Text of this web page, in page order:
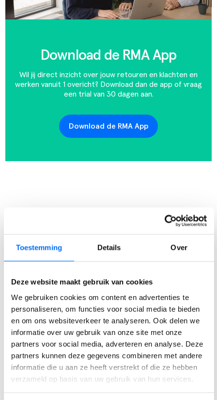
Toestemming Details Over
Deze website maakt gebruik van cookies
We gebruiken cookies om content en advertenties te
personaliseren, om functies voor social media te bieden
en om ons websiteverkeer te analyseren. Ook delen we
informatie over uw gebruik van onze site met onze
partners voor social media, adverteren en analyse. Deze
partners kunnen deze gegevens combineren met andere
informatie die u aan ze heeft verstrekt of die ze hebben
verzameld op basis van uw gebruik van hun services.
Download de RMA App
Wil jij direct inzicht over jouw retouren en klachten en
werken vanuit 1 overicht? Download dan de app of vraag
een trial van 30 dagen aan.
Download de RMA App
Lead Marketing
⟵ Terug naar overzicht